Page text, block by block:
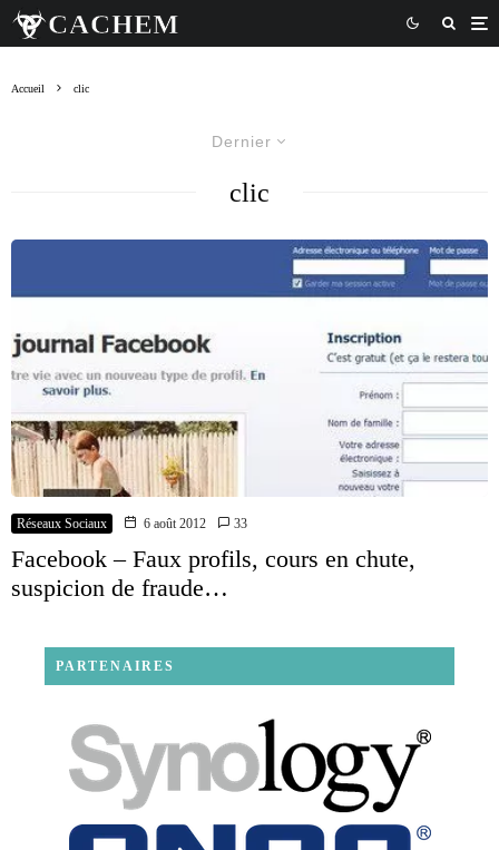
Accueil clic
Dernier
clic
Réseaux Sociaux 6 août 2012 33
Facebook – Faux profils, cours en chute,
suspicion de fraude…
PARTENAIRES